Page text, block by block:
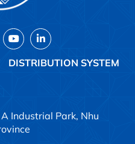
DISTRIBUTION SYSTEM
Industrial Park, Nhu